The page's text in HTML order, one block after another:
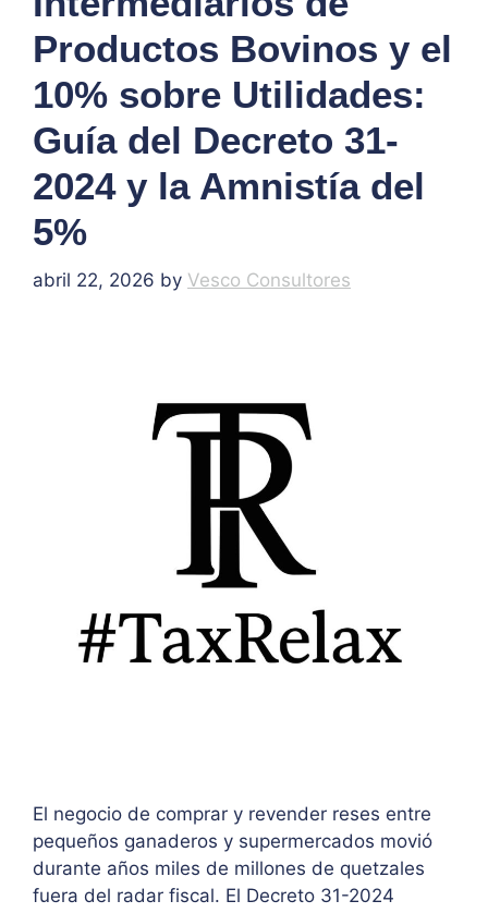
Productos Bovinos y el
10% sobre Utilidades:
Guía del Decreto 31-
2024 y la Amnistía del
5%
abril 22, 2026 by Vesco Consultores
El negocio de comprar y revender reses entre
pequeños ganaderos y supermercados movió
durante años miles de millones de quetzales
fuera del radar fiscal. El Decreto 31-2024